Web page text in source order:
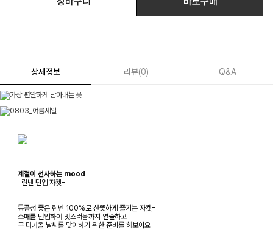
상세정보 리뷰(0) Q&A
계절이 선사하는 mood
-린넨 턴업 자켓-
통풍성 좋은 린넨 100%로 산뜻하게 즐기는 자켓-
소매를 턴업하여 멋스러움까지 연출하고
곧 다가올 날씨를 맞이하기 위한 준비를 해보아요-